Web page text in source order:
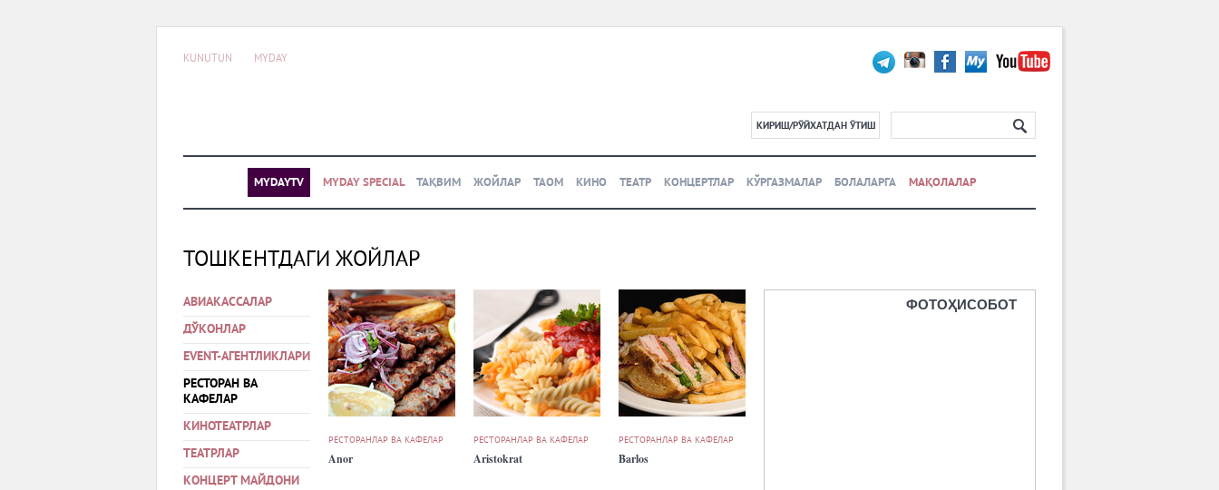
KUNUTUN MYDAY
КИРИШ/РЎЙХАТДАН ЎТИШ
MYDAYTV MYDAY SPECIAL ТАҚВИМ ЖОЙЛАР ТАОМ КИНО ТЕАТР КОНЦЕРТЛАР КЎРГАЗМАЛАР БОЛАЛАРГА МАҚОЛАЛАР
ТОШКЕНТДАГИ ЖОЙЛАР
АВИАКАССАЛАР
ДЎКОНЛАР
EVENT-АГЕНТЛИКЛАРИ
РЕСТОРАН ВА
КАФЕЛАР
КИНОТЕАТРЛАР
ТЕАТРЛАР
КОНЦЕРТ МАЙДОНИ
РЕСТОРАНЛАР ВА КАФЕЛАР
Anor
РЕСТОРАНЛАР ВА КАФЕЛАР
Aristokrat
РЕСТОРАНЛАР ВА КАФЕЛАР
Barlos
ФОТОҲИСОБОТ